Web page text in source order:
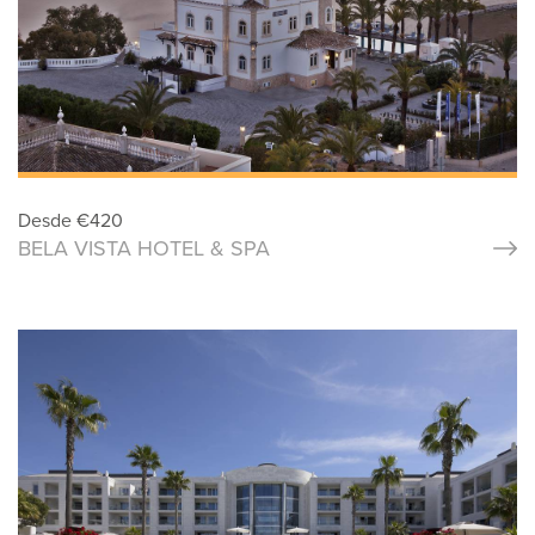
Desde €420
BELA VISTA HOTEL & SPA